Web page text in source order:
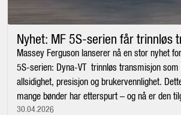
Nyhet: MF 5S-serien får trinnløs
Massey Ferguson lanserer nå en stor nyhet
5S-serien: Dyna-VT trinnløs transmisjon
allsidighet, presisjon og brukervennlighet.
mange bønder har etterspurt – og nå er den
30.04.2026